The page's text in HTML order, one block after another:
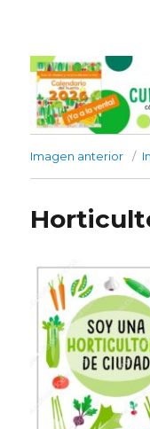
Imagen anterior